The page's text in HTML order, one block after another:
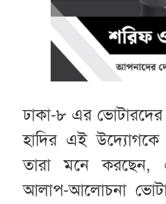
ঢাকা-৮ এর
হাদির এই উদ্যোগকে
তারা মনে করছেন,
আলাপ-আলোচনা